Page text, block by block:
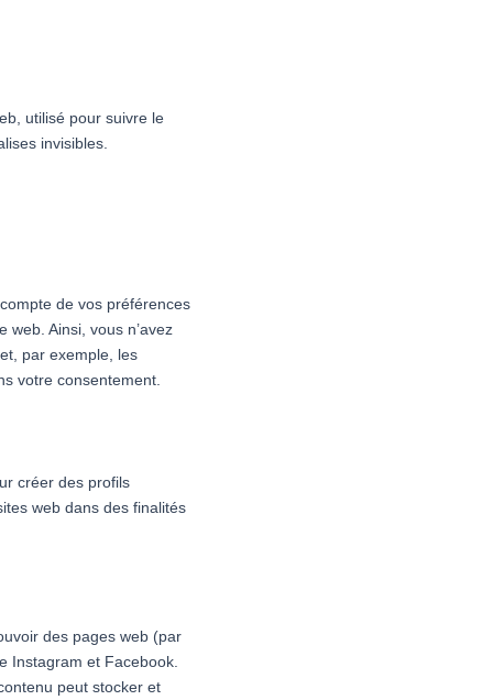
utilisé pour suivre le
invisibles.
de vos préférences
web. Ainsi, vous n’avez
par exemple, les
votre consentement.
créer des profils
web dans des finalités
des pages web (par
Instagram et Facebook.
peut stocker et